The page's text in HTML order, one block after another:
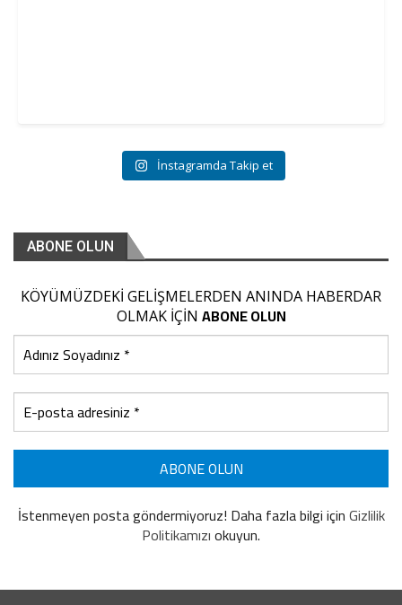
İnstagramda Takip et
ABONE OLUN
KÖYÜMÜZDEKİ GELİŞMELERDEN ANINDA HABERDAR
OLMAK İÇİN ABONE OLUN
İstenmeyen posta göndermiyoruz! Daha fazla bilgi içinGizlilik
Politikamızıokuyun.